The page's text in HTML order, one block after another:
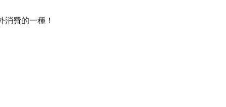
費的一種！